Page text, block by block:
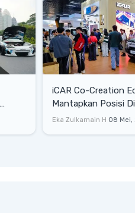
iCAR Co-Creation
Mantapkan Posisi
Gaya Hidup
Eka Zulkarnain H 08 Mei,